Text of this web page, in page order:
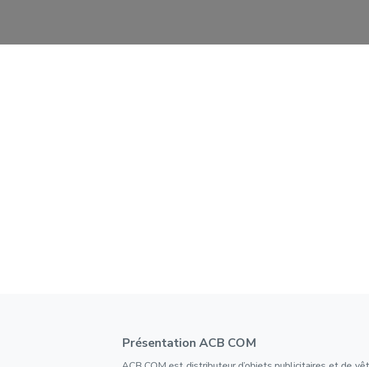
Présentation ACB COM